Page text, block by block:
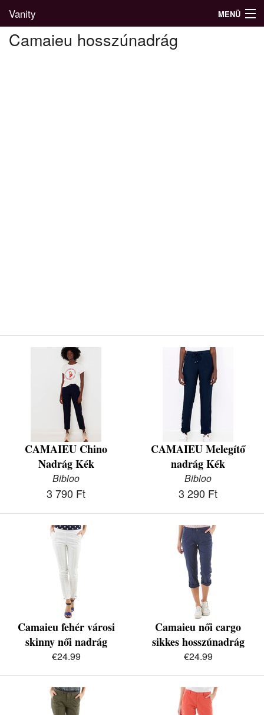
Vanity MENÜ
Camaieu hosszúnadrág
CAMAIEU Chino
Nadrág Kék
Bibloo
3 790 Ft
CAMAIEU Melegítő
nadrág Kék
Bibloo
3 290 Ft
Camaieu fehér városi
skinny női nadrág
€24.99
Camaieu női cargo
sikkes hosszúnadrág
€24.99